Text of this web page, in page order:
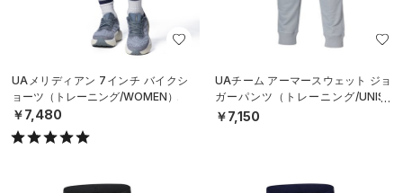
UAメリディアン 7インチ バイクシ
ョーツ（トレーニング/WOMEN）
￥7,480
UAチーム アーマースウェット ジョ
ガーパンツ（トレーニング/UNISE
X）
￥7,150